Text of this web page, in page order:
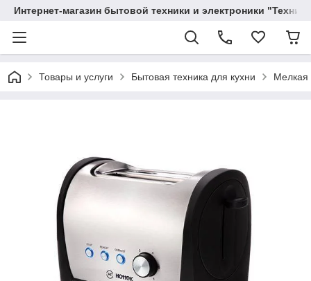
Интернет-магазин бытовой техники и электроники
Товары и услуги Бытовая техника для кухни Мелкая